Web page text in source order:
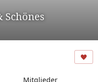
Schönes
Mitglieder